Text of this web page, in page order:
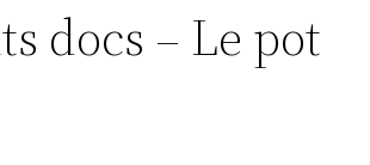
docs – Le pot